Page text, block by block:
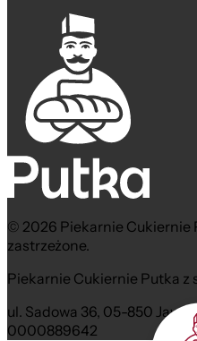
© 2026 Piekarnie Cukiernie
zastrzeżone.
Piekarnie Cukiernie Putka z
ul. Sadowa 36, 05-850
0000889642